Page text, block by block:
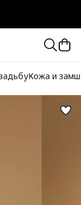
000 руб.
Кожа и